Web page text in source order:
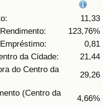
11,33
123,76%
0,81
da Cidade:
21,44
do Centro da
29,26
(Centro da
4,66%